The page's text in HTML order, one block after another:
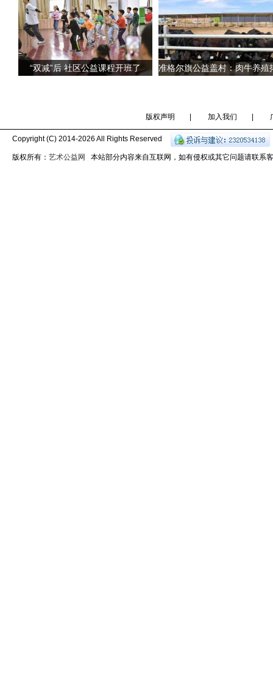
“双减”后 社区公益课程开班了
版权声明 加入我们
Copyright (C) 2014-2026 All Rights Reserved
版权所有： 艺术公益网 本站部分内容来自互联网，如有侵权或其它问题请联系